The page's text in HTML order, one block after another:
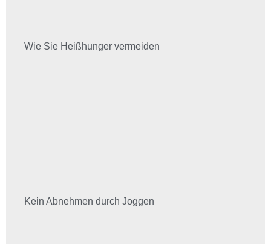
Wie Sie Heißhunger vermeiden
Kein Abnehmen durch Joggen